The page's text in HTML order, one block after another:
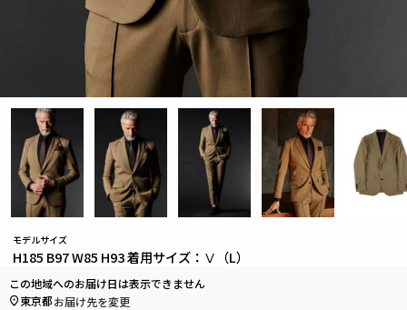
モデルサイズ
H185 B97 W85 H93 着用サイズ：Ⅴ（L）
この地域へのお届け日は表示できません
東京都お届け先を変更